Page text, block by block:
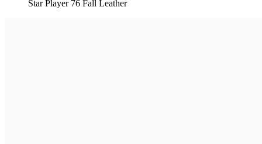
Star Player 76 Fall Leather